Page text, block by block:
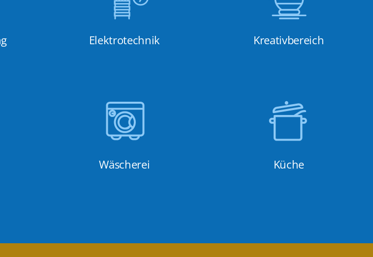
Elektrotechnik Kreativbereich
Wäscherei Küche